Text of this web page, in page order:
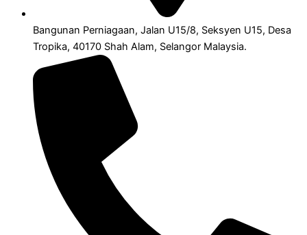
Bangunan Perniagaan, Jalan U15/8, Seksyen U15, Desa
Tropika, 40170 Shah Alam, Selangor Malaysia.